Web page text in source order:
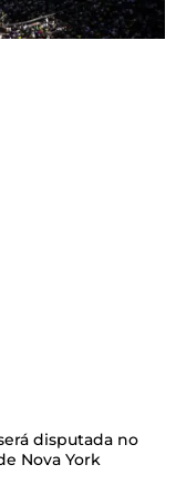
disputada no
Nova York